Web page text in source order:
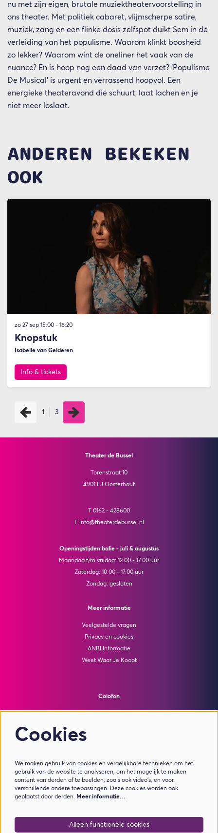
nu met zijn eigen, brutale muziektheatervoorstelling in
ons theater. Met politiek cabaret, vlijmscherpe satire,
muziek, zang en een flinke dosis zelfspot duikt Sem in de
verleiding van het populisme. Waarom klinkt boosheid
zo lekker? Waarom wint de oneliner het vaak van de
nuance? En is hoop nog een daad van verzet? ‘Populisme
De Musical’ is urgent en verrassend hoopvol. Een
energieke theateravond die schuurt, laat lachen en je
niet meer loslaat.
ANDEREN BEKEKEN
OOK
Knopstuk
Isabelle van Gelderen
zo 27 sep 15:00 - 16:20
Info & tickets
1 3
Theater de Bussel
Torenstraat 10
4901 EJ Oosterhout
T 0162 - 428600
E info@theaterdebussel.nl
Openingstijden balie - juli & augustus
Maandag t/m vrijdag: 12.00 - 17.00 uur
Zaterdag: 10.00 - 17.00 uur
Zondag: gesloten
Meer informatie
Veelgestelde vragen
Privacy en cookies
ANBI Informatie
Weet Waar Je Koopt
Colofon
© Theater de Bussel
Meld je aan voor de nieuwsbrief
Cookies
We maken gebruik van cookies en vergelijkbare technieken om het
gebruik van de website te analyseren, om het mogelijk te maken
content van derden af te beelden, zoals ook video’s, en voor
verschillende andere toepassingen. Deze cookies worden ook
geplaatst door derden. Meer informatie…
Alleen functionele cookies